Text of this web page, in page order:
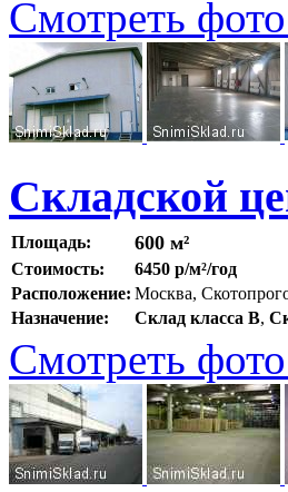
Смотреть
Складской
Площадь: 600 м²
Стоимость:
6450 р/м²/год
Расположение: Москва,
Назначение:
Склад класса B,
Смотреть